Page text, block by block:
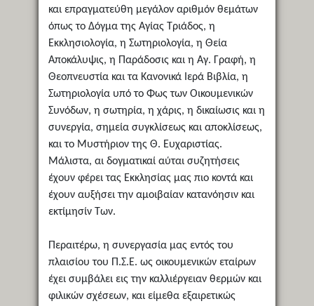
και επραγματεύθη μεγάλον αριθμόν θεμάτων
όπως το Δόγμα της Αγίας Τριάδος, η
Εκκλησιολογία, η Σωτηριολογία, η Θεία
Αποκάλυψις, η Παράδοσις και η Αγ. Γραφή, η
Θεοπνευστία και τα Κανονικά Ιερά Βιβλία, η
Σωτηριολογία υπό το Φως των Οικουμενικών
Συνόδων, η σωτηρία, η χάρις, η δικαίωσις και η
συνεργία, σημεία συγκλίσεως και αποκλίσεως,
και το Μυστήριον της Θ. Ευχαριστίας.
Μάλιστα, αι δογματικαί αύται συζητήσεις
έχουν φέρει τας Εκκλησίας μας πιο κοντά και
έχουν αυξήσει την αμοιβαίαν κατανόησιν και
εκτίμησίν Των.
Περαιτέρω, η συνεργασία μας εντός του
πλαισίου του Π.Σ.Ε. ως οικουμενικών εταίρων
έχει συμβάλει εις την καλλιέργειαν θερμών και
φιλικών σχέσεων, και είμεθα εξαιρετικώς